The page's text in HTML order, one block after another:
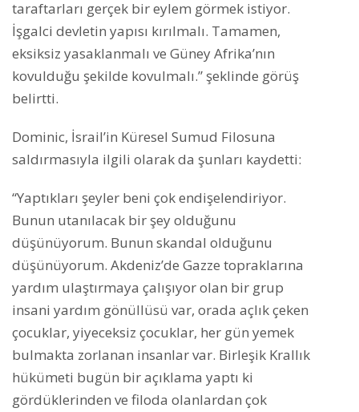
taraftarları gerçek bir eylem görmek istiyor.
İşgalci devletin yapısı kırılmalı. Tamamen,
eksiksiz yasaklanmalı ve Güney Afrika’nın
kovulduğu şekilde kovulmalı.” şeklinde görüş
belirtti.
Dominic, İsrail’in Küresel Sumud Filosuna
saldırmasıyla ilgili olarak da şunları kaydetti:
“Yaptıkları şeyler beni çok endişelendiriyor.
Bunun utanılacak bir şey olduğunu
düşünüyorum. Bunun skandal olduğunu
düşünüyorum. Akdeniz’de Gazze topraklarına
yardım ulaştırmaya çalışıyor olan bir grup
insani yardım gönüllüsü var, orada açlık çeken
çocuklar, yiyeceksiz çocuklar, her gün yemek
bulmakta zorlanan insanlar var. Birleşik Krallık
hükümeti bugün bir açıklama yaptı ki
gördüklerinden ve filoda olanlardan çok